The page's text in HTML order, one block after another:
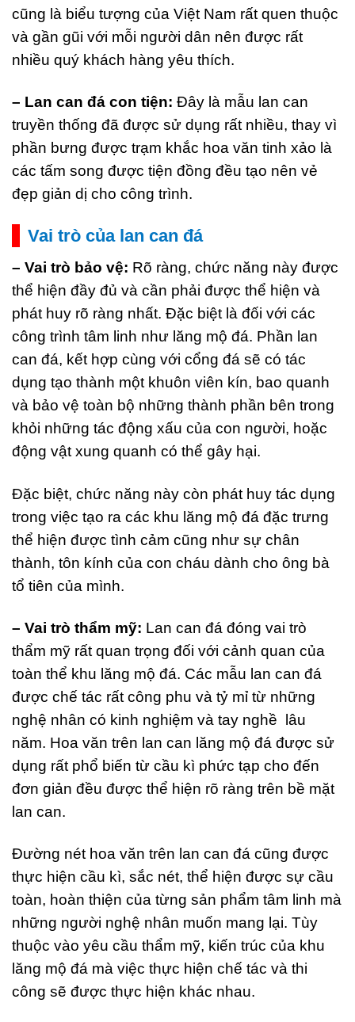
cũng là biểu tượng của Việt Nam rất quen thuộc
và gần gũi với mỗi người dân nên được rất
nhiều quý khách hàng yêu thích.
– Lan can đá con tiện: Đây là mẫu lan can
truyền thống đã được sử dụng rất nhiều, thay vì
phần bưng được trạm khắc hoa văn tinh xảo là
các tấm song được tiện đồng đều tạo nên vẻ
đẹp giản dị cho công trình.
Vai trò của lan can đá
– Vai trò bảo vệ: Rõ ràng, chức năng này được
thể hiện đầy đủ và cần phải được thể hiện và
phát huy rõ ràng nhất. Đặc biệt là đối với các
công trình tâm linh như lăng mộ đá. Phần lan
can đá, kết hợp cùng với cổng đá sẽ có tác
dụng tạo thành một khuôn viên kín, bao quanh
và bảo vệ toàn bộ những thành phần bên trong
khỏi những tác động xấu của con người, hoặc
động vật xung quanh có thể gây hại.
Đặc biệt, chức năng này còn phát huy tác dụng
trong việc tạo ra các khu lăng mộ đá đặc trưng
thể hiện được tình cảm cũng như sự chân
thành, tôn kính của con cháu dành cho ông bà
tổ tiên của mình.
– Vai trò thẩm mỹ: Lan can đá đóng vai trò
thẩm mỹ rất quan trọng đối với cảnh quan của
toàn thể khu lăng mộ đá. Các mẫu lan can đá
được chế tác rất công phu và tỷ mỉ từ những
nghệ nhân có kinh nghiệm và tay nghề lâu
năm. Hoa văn trên lan can lăng mộ đá được sử
dụng rất phổ biến từ cầu kì phức tạp cho đến
đơn giản đều được thể hiện rõ ràng trên bề mặt
lan can.
Đường nét hoa văn trên lan can đá cũng được
thực hiện cầu kì, sắc nét, thể hiện được sự cầu
toàn, hoàn thiện của từng sản phẩm tâm linh mà
những người nghệ nhân muốn mang lại. Tùy
thuộc vào yêu cầu thẩm mỹ, kiến trúc của khu
lăng mộ đá mà việc thực hiện chế tác và thi
công sẽ được thực hiện khác nhau.